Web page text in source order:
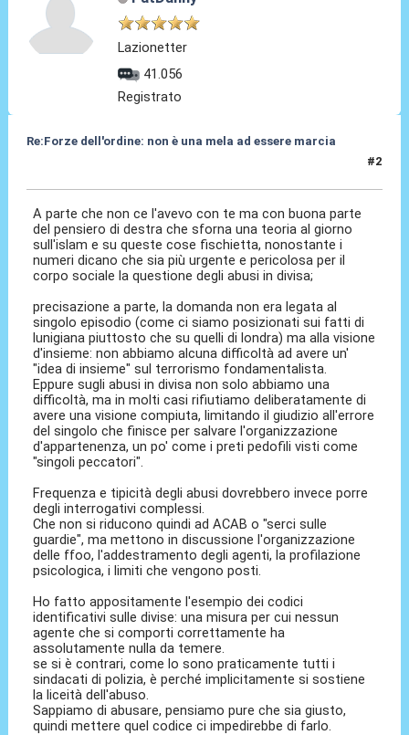
Lazionetter
41.056
Registrato
Re:Forze dell'ordine: non è una mela ad essere marcia
#2
A parte che non ce l'avevo con te ma con buona parte
del pensiero di destra che sforna una teoria al giorno
sull'islam e su queste cose fischietta, nonostante i
numeri dicano che sia più urgente e pericolosa per il
corpo sociale la questione degli abusi in divisa;
precisazione a parte, la domanda non era legata al
singolo episodio (come ci siamo posizionati sui fatti di
lunigiana piuttosto che su quelli di londra) ma alla visione
d'insieme: non abbiamo alcuna difficoltà ad avere un'
"idea di insieme" sul terrorismo fondamentalista.
Eppure sugli abusi in divisa non solo abbiamo una
difficoltà, ma in molti casi rifiutiamo deliberatamente di
avere una visione compiuta, limitando il giudizio all'errore
del singolo che finisce per salvare l'organizzazione
d'appartenenza, un po' come i preti pedofili visti come
"singoli peccatori".
Frequenza e tipicità degli abusi dovrebbero invece porre
degli interrogativi complessi.
Che non si riducono quindi ad ACAB o "serci sulle
guardie", ma mettono in discussione l'organizzazione
delle ffoo, l'addestramento degli agenti, la profilazione
psicologica, i limiti che vengono posti.
Ho fatto appositamente l'esempio dei codici
identificativi sulle divise: una misura per cui nessun
agente che si comporti correttamente ha
assolutamente nulla da temere.
se si è contrari, come lo sono praticamente tutti i
sindacati di polizia, è perché implicitamente si sostiene
la liceità dell'abuso.
Sappiamo di abusare, pensiamo pure che sia giusto,
quindi mettere quel codice ci impedirebbe di farlo.